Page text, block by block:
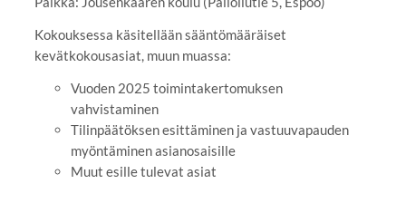
Kokouksessa käsitellään sääntömääräiset
kevätkokousasiat, muun muassa:
Vuoden 2025 toimintakertomuksen
vahvistaminen
Tilinpäätöksen esittäminen ja vastuuvapauden
myöntäminen asianosaisille
Muut esille tulevat asiat